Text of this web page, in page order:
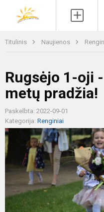
Titulinis Naujienos
Rugsėjo 1-oji
metų pradžia!
Paskelbta: 2022-09-01
Kategorija: Renginiai